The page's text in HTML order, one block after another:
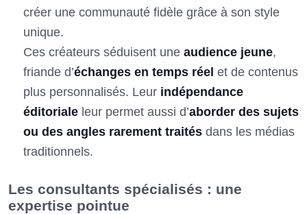
créer une communauté fidèle grâce à son style
unique.
Ces créateurs séduisent une audience jeune,
friande d’échanges en temps réel et de contenus
plus personnalisés. Leur indépendance
éditoriale leur permet aussi d’aborder des sujets
ou des angles rarement traités dans les médias
traditionnels.
Les consultants spécialisés : une
expertise pointue